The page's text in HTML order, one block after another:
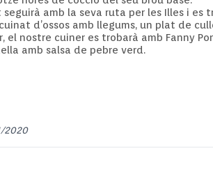
seguirà amb la seva ruta per les Illes i es
d’ossos amb llegums, un plat de
el nostre cuiner es trobarà amb Fanny
amb salsa de pebre verd.
2020